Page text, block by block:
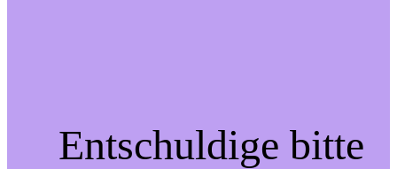
Entschuldige bitte